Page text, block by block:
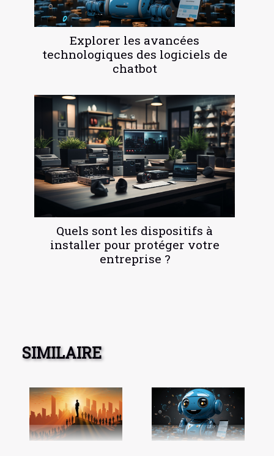
Explorer les avancées
technologiques des logiciels de
chatbot
Quels sont les dispositifs à
installer pour protéger votre
entreprise ?
SIMILAIRE